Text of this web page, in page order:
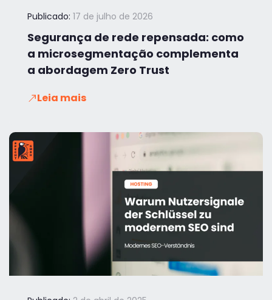
Publicado: 17 de julho de 2026
Segurança de rede repensada: como
a microsegmentação complementa
a abordagem Zero Trust
Leia mais